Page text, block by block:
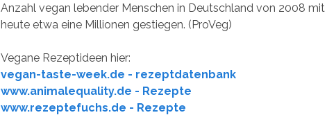
Anzahl vegan lebender Menschen in Deutschland von 2008
heute etwa eine Millionen gestiegen. (ProVeg)
Vegane Rezeptideen hier:
vegan-taste-week.de - rezeptdatenbank
www.animalequality.de - Rezepte
www.rezeptefuchs.de - Rezepte